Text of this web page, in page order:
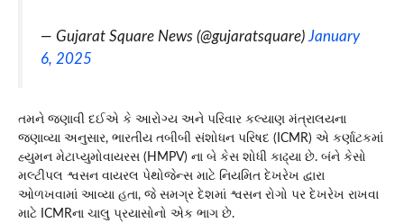
— Gujarat Square News (@gujaratsquare) January
6, 2025
તમને જણાવી દઈએ કે આરોગ્ય અને પરિવાર કલ્યાણ મંત્રાલયના
જણાવ્યા અનુસાર, ભારતીય તબીબી સંશોધન પરિષદ (ICMR) એ કર્ણાટકમાં
હ્યુમન મેટાપ્યુમોવાયરસ (HMPV) ના બે કેસ શોધી કાઢ્યા છે. બંને કેસો
મલ્ટીપલ શ્વસન વાયરલ પેથોજેન્સ માટે નિયમિત દેખરેખ દ્વારા
ઓળખવામાં આવ્યા હતા, જે સમગ્ર દેશમાં શ્વસન રોગો પર દેખરેખ રાખવા
માટે ICMRના ચાલુ પ્રયાસોનો એક ભાગ છે.